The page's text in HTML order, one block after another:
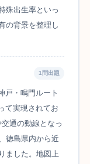
殊出生率といっ
の背景を整理し
1問出題
戸・鳴門ルート
て実現されてお
通の動線となっ
徳島県内から近
ました。地図上